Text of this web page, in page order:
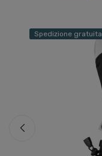
Spedizione gratuita